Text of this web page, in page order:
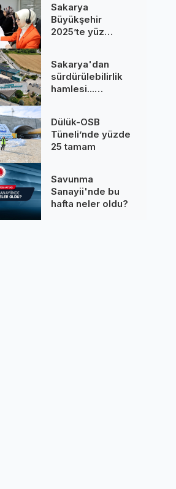
Sakarya
Büyükşehir
2025’te yüz
çağrı cevaplandı
Sakarya'dan
sürdürülebilirlik
hamlesi...
üretiyor
Dülük-OSB
Tüneli’nde yüzde
25 tamam
Savunma
Sanayii'nde bu
hafta neler oldu?